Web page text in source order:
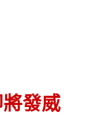
發威